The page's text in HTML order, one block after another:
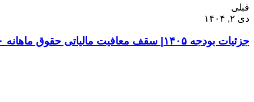
قبلی
دی ۲, ۱۴۰۴
جزئیات بودجه ۱۴۰۵| سقف معافیت مالیاتی حقوق ماهانه ۴۰ میلیون تومان می شود